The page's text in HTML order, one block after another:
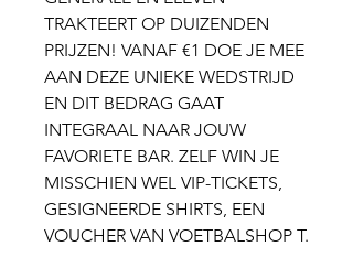
TRAKTEERT OP DUIZENDEN
PRIJZEN! VANAF €1 DOE JE MEE
AAN DEZE UNIEKE WEDSTRIJD
EN DIT BEDRAG GAAT
INTEGRAAL NAAR JOUW
FAVORIETE BAR. ZELF WIN JE
MISSCHIEN WEL VIP-TICKETS,
GESIGNEERDE SHIRTS, EEN
VOUCHER VAN VOETBALSHOP T.